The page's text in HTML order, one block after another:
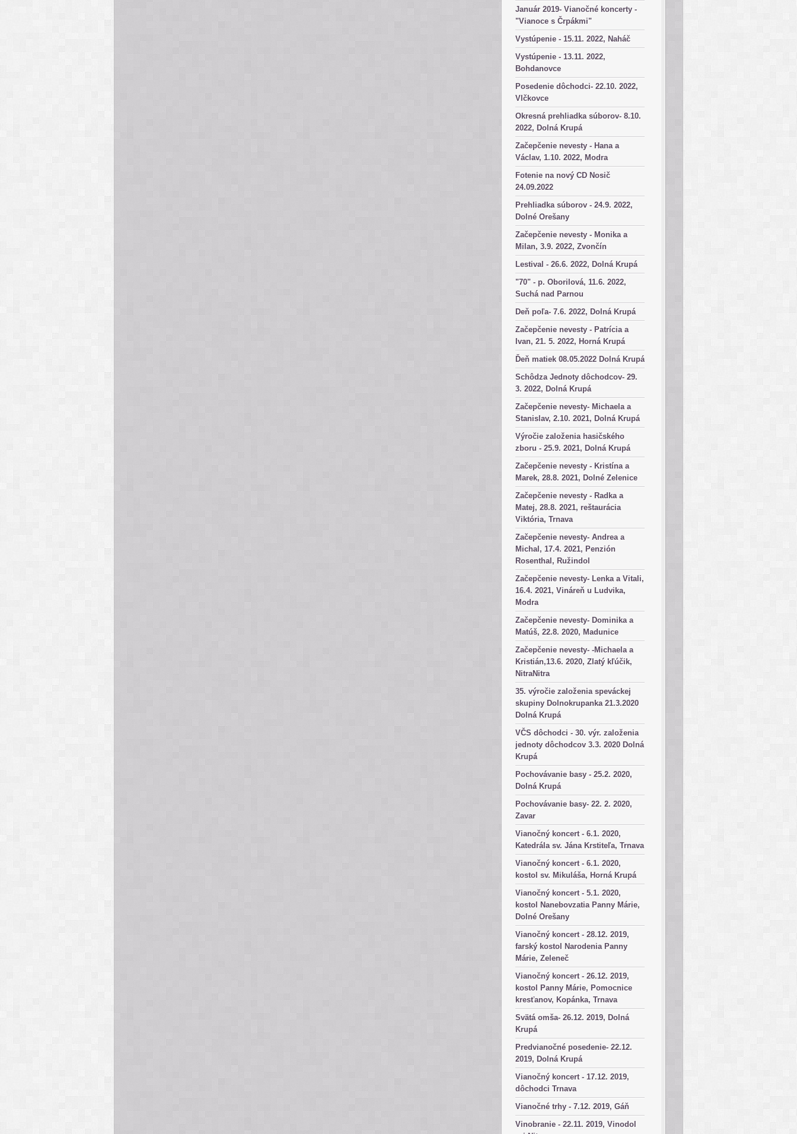
Január 2019- Vianočné koncerty -
"Vianoce s Črpákmi"
Vystúpenie - 15.11. 2022, Naháč
Vystúpenie - 13.11. 2022,
Bohdanovce
Posedenie dôchodci- 22.10. 2022,
Vlčkovce
Okresná prehliadka súborov- 8.10.
2022, Dolná Krupá
Začepčenie nevesty - Hana a
Václav, 1.10. 2022, Modra
Fotenie na nový CD Nosič
24.09.2022
Prehliadka súborov - 24.9. 2022,
Dolné Orešany
Začepčenie nevesty - Monika a
Milan, 3.9. 2022, Zvončín
Lestival - 26.6. 2022, Dolná Krupá
"70" - p. Oborilová, 11.6. 2022,
Suchá nad Parnou
Deň poľa- 7.6. 2022, Dolná Krupá
Začepčenie nevesty - Patrícia a
Ivan, 21. 5. 2022, Horná Krupá
Ďeň matiek 08.05.2022 Dolná Krupá
Schôdza Jednoty dôchodcov- 29.
3. 2022, Dolná Krupá
Začepčenie nevesty- Michaela a
Stanislav, 2.10. 2021, Dolná Krupá
Výročie založenia hasičského
zboru - 25.9. 2021, Dolná Krupá
Začepčenie nevesty - Kristína a
Marek, 28.8. 2021, Dolné Zelenice
Začepčenie nevesty - Radka a
Matej, 28.8. 2021, reštaurácia
Viktória, Trnava
Začepčenie nevesty- Andrea a
Michal, 17.4. 2021, Penzión
Rosenthal, Ružindol
Začepčenie nevesty- Lenka a Vitali,
16.4. 2021, Vináreň u Ludvika,
Modra
Začepčenie nevesty- Dominika a
Matúš, 22.8. 2020, Madunice
Začepčenie nevesty- -Michaela a
Kristián,13.6. 2020, Zlatý kľúčik,
NitraNitra
35. výročie založenia speváckej
skupiny Dolnokrupanka 21.3.2020
Dolná Krupá
VČS dôchodci - 30. výr. založenia
jednoty dôchodcov 3.3. 2020 Dolná
Krupá
Pochovávanie basy - 25.2. 2020,
Dolná Krupá
Pochovávanie basy- 22. 2. 2020,
Zavar
Vianočný koncert - 6.1. 2020,
Katedrála sv. Jána Krstiteľa, Trnava
Vianočný koncert - 6.1. 2020,
kostol sv. Mikuláša, Horná Krupá
Vianočný koncert - 5.1. 2020,
kostol Nanebovzatia Panny Márie,
Dolné Orešany
Vianočný koncert - 28.12. 2019,
farský kostol Narodenia Panny
Márie, Zeleneč
Vianočný koncert - 26.12. 2019,
kostol Panny Márie, Pomocnice
kresťanov, Kopánka, Trnava
Svätá omša- 26.12. 2019, Dolná
Krupá
Predvianočné posedenie- 22.12.
2019, Dolná Krupá
Vianočný koncert - 17.12. 2019,
dôchodci Trnava
Vianočné trhy - 7.12. 2019, Gáň
Vinobranie - 22.11. 2019, Vinodol